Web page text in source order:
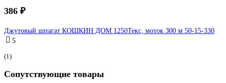
386 ₽
Джутовый шпагат КОШКИН ДОМ 1250Текс, моток 300 м 50-15-330
5
(1)
Сопутствующие товары